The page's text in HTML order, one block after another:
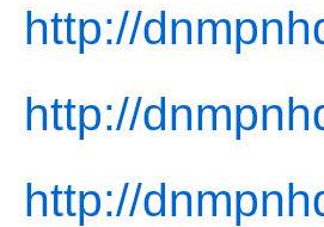
http://
http://
http://